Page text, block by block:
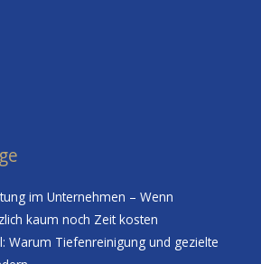
im Unternehmen – Wenn
kaum noch Zeit kosten
Warum Tiefenreinigung und gezielte